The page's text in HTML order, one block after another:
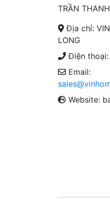
TRẦN
Địa chỉ:
LONG
Điện thoại:
Email:
Website: